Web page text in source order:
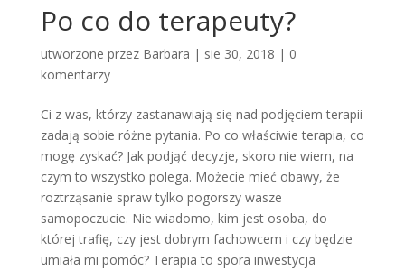
Po co do terapeuty?
utworzone przez Barbara | sie 30, 2018 | 0
komentarzy
Ci z was, którzy zastanawiają się nad podjęciem terapii
zadają sobie różne pytania. Po co właściwie terapia, co
mogę zyskać? Jak podjąć decyzje, skoro nie wiem, na
czym to wszystko polega. Możecie mieć obawy, że
roztrząsanie spraw tylko pogorszy wasze
samopoczucie. Nie wiadomo, kim jest osoba, do
której trafię, czy jest dobrym fachowcem i czy będzie
umiała mi pomóc? Terapia to spora inwestycja